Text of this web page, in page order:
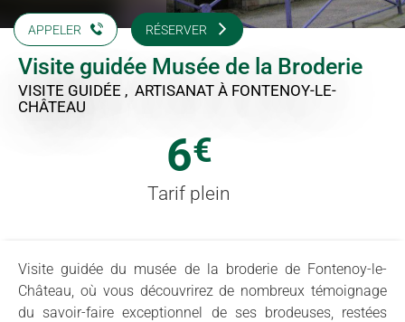
APPELER RÉSERVER
Visite guidée Musée de la Broderie
VISITE GUIDÉE , ARTISANAT À FONTENOY-LE-
CHÂTEAU
6€
Tarif plein
Visite guidée du musée de la broderie de Fontenoy-le-
Château, où vous découvrirez de nombreux témoignage
du savoir-faire exceptionnel de ses brodeuses, restées